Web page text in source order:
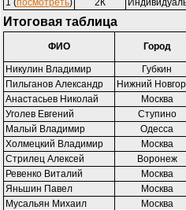
1 (посмотреть) 2К
Итоговая таблица
ФИО Город
Никулин Владимир
Губкин
Пильганов Александр
Нижний
Анастасьев Николай
Москва
Уголев Евгений
Ступино
Малый Владимир
Одесса
Холмецкий Владимир
Москва
Стрилец Алексей
Воронеж
Ревенко Виталий
Москва
Яньшин Павел
Москва
Мусальян Михаил
Москва